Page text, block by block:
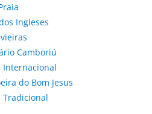
Ingleses
Camboriú
Internacional
do Bom Jesus
Tradicional